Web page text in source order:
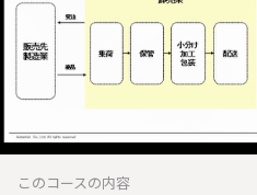
このコースの内容